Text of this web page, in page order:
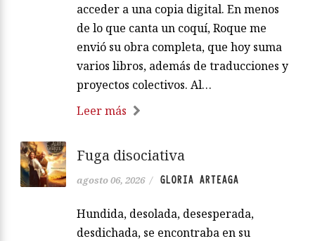
acceder a una copia digital. En menos
de lo que canta un coquí, Roque me
envió su obra completa, que hoy suma
varios libros, además de traducciones y
proyectos colectivos. Al…
Leer más
Fuga disociativa
agosto 06, 2026 / GLORIA ARTEAGA
Hundida, desolada, desesperada,
desdichada, se encontraba en su